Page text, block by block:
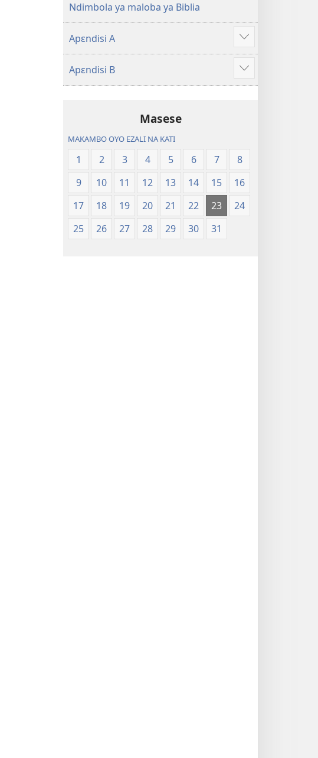
Ndimbola ya maloba ya Biblia
Apɛndisi A
Show
more
Apɛndisi B
Show
more
Masese
MAKAMBO OYO EZALI NA KATI
1 2 3 4 5 6 7
8
9
10 11 12 13 14 15
16
17
18 19 20 21 22 23
24
25
26 27 28 29 30 31